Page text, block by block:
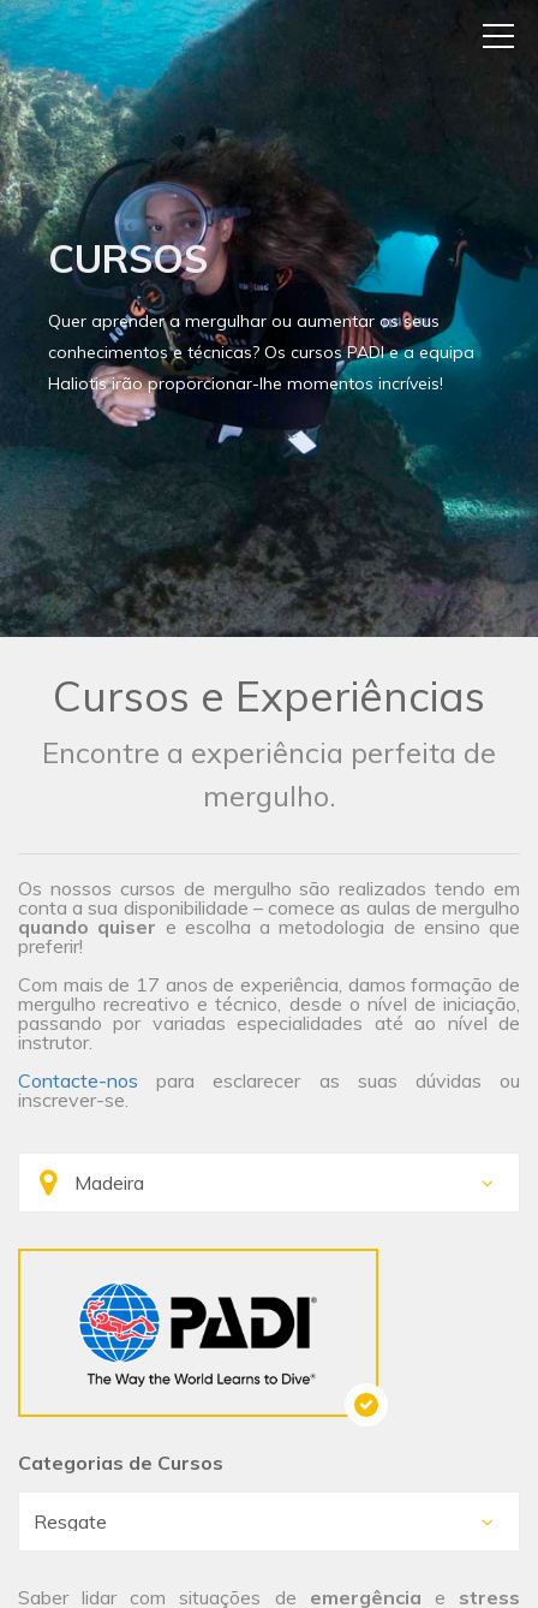
CURSOS
Quer aprender a mergulhar ou aumentar os seus
conhecimentos e técnicas? Os cursos PADI e a equipa
Haliotis irão proporcionar-lhe momentos incríveis!
Cursos e Experiências
Encontre a experiência perfeita de
mergulho.
Os nossos cursos de mergulho são realizados tendo em
conta a sua disponibilidade – comece as aulas de mergulho
quando quiser e escolha a metodologia de ensino que
preferir!
Com mais de 17 anos de experiência, damos formação de
mergulho recreativo e técnico, desde o nível de iniciação,
passando por variadas especialidades até ao nível de
instrutor.
Contacte-nos para esclarecer as suas dúvidas ou
inscrever-se.
Categorias de Cursos
Saber lidar com situações de emergência e stress